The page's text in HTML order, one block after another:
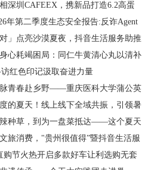
深圳CAFEEX，携新品打造6.2高蛋
年第二季度生态安全报告:反诈Agent
对」点亮沙漠夏夜，抖音生活服务助推
心耗竭困局：同仁牛黄清心丸以清补
红色印记汲取奋进力量
青春赴乡野——重庆医科大学蒲公英
的夏天！线上线下全域共振，引领暑
种草，到为一盘菜抵达——这个夏天
旅消费，"贵州很值得”暨抖音生活服
购节火热开启多款好车让利选购无套